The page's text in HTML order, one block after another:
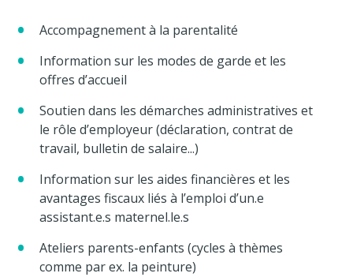
Accompagnement à la parentalité
Information sur les modes de garde et les
offres d’accueil
Soutien dans les démarches administratives et
le rôle d’employeur (déclaration, contrat de
travail, bulletin de salaire...)
Information sur les aides financières et les
avantages fiscaux liés à l’emploi d’un.e
assistant.e.s maternel.le.s
Ateliers parents-enfants (cycles à thèmes
comme par ex. la peinture)